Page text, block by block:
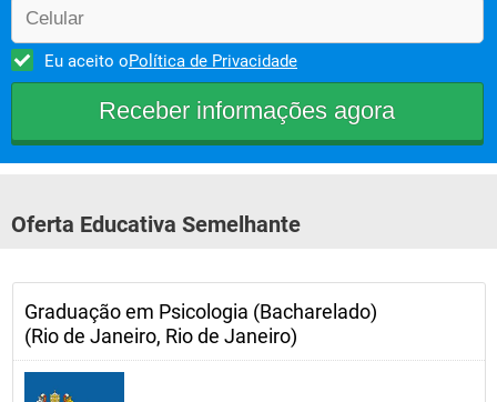
Eu aceito oPolítica de Privacidade
Oferta Educativa Semelhante
Graduação em Psicologia (Bacharelado)
(Rio de Janeiro, Rio de Janeiro)